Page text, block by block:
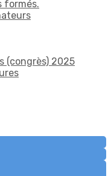
formés.
(congrès) 2025